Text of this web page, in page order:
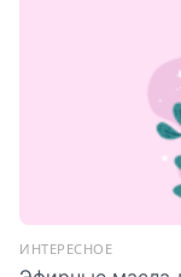
ИНТЕРЕСНОЕ